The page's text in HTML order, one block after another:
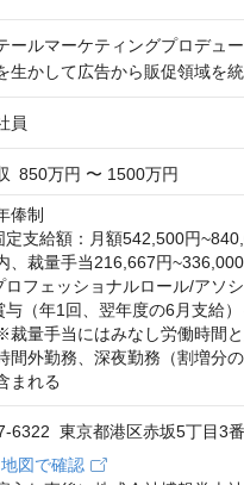
ールマーケティングプロデュ
生かして広告から販促領域を
員
850万円 〜 1500万円
俸制
定支給額：月額542,500円
、裁量手当216,667円~336,000
ロフェッショナルロール/アソ
与（年1回、翌年度の6月支給
量手当にはみなし労働時間
間外勤務、深夜勤務（割増分
まれる
6322 東京都港区赤坂5丁目3
地図で確認